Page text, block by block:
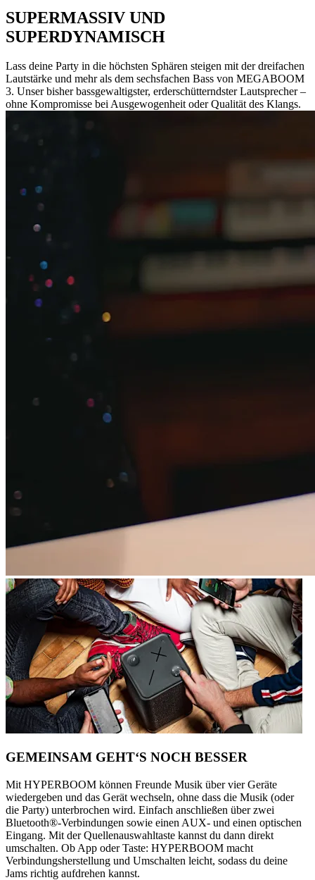
SUPERMASSIV UND
SUPERDYNAMISCH
Lass deine Party in die höchsten Sphären steigen mit der dreifachen
Lautstärke und mehr als dem sechsfachen Bass von MEGABOOM
3. Unser bisher bassgewaltigster, erderschütterndster Lautsprecher –
ohne Kompromisse bei Ausgewogenheit oder Qualität des Klangs.
GEMEINSAM GEHT‘S NOCH BESSER
Mit HYPERBOOM können Freunde Musik über vier Geräte
wiedergeben und das Gerät wechseln, ohne dass die Musik (oder
die Party) unterbrochen wird. Einfach anschließen über zwei
Bluetooth®-Verbindungen sowie einen AUX- und einen optischen
Eingang. Mit der Quellenauswahltaste kannst du dann direkt
umschalten. Ob App oder Taste: HYPERBOOM macht
Verbindungsherstellung und Umschalten leicht, sodass du deine
Jams richtig aufdrehen kannst.